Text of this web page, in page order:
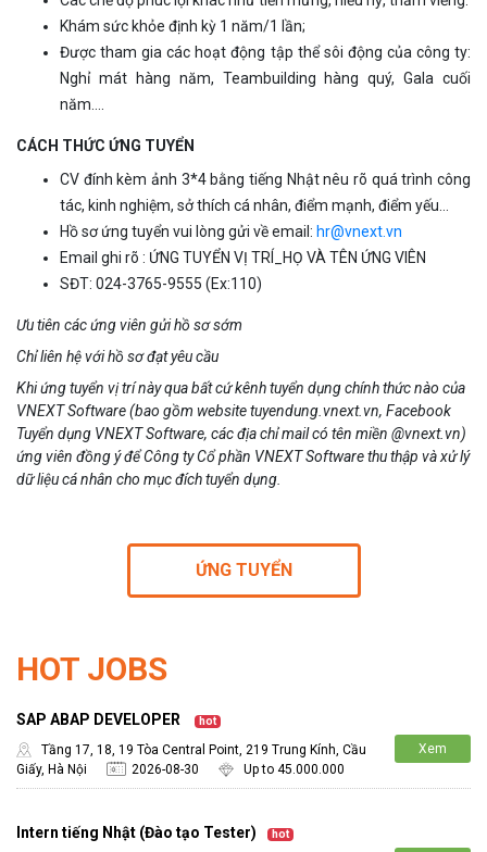
Khám sức khỏe định kỳ 1 năm/1 lần;
Được tham gia các hoạt động tập thể sôi động của công ty:
Nghỉ mát hàng năm, Teambuilding hàng quý, Gala cuối
năm….
CÁCH THỨC ỨNG TUYỂN
CV đính kèm ảnh 3*4 bằng tiếng Nhật nêu rõ quá trình công
tác, kinh nghiệm, sở thích cá nhân, điểm mạnh, điểm yếu…
Hồ sơ ứng tuyển vui lòng gửi về email: hr@vnext.vn
Email ghi rõ : ỨNG TUYỂN VỊ TRÍ_HỌ VÀ TÊN ỨNG VIÊN
SĐT: 024-3765-9555 (Ex:110)
Ưu tiên các ứng viên gửi hồ sơ sớm
Chỉ liên hệ với hồ sơ đạt yêu cầu
Khi ứng tuyển vị trí này qua bất cứ kênh tuyển dụng chính thức nào của
VNEXT Software (bao gồm website tuyendung.vnext.vn, Facebook
Tuyển dụng VNEXT Software, các địa chỉ mail có tên miền @vnext.vn)
ứng viên đồng ý để Công ty Cổ phần VNEXT Software thu thập và xử lý
dữ liệu cá nhân cho mục đích tuyển dụng.
ỨNG TUYỂN
HOT JOBS
SAP ABAP DEVELOPER hot
Tầng 17, 18, 19 Tòa Central Point, 219 Trung Kính, Cầu
Giấy, Hà Nội
2026-08-30 Up to 45.000.000
Xem
Intern tiếng Nhật (Đào tạo Tester) hot